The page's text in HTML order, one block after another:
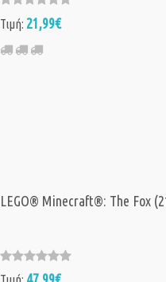
Τιμή:21,99€
LEGO® Minecraft®: The Fox
47,99€